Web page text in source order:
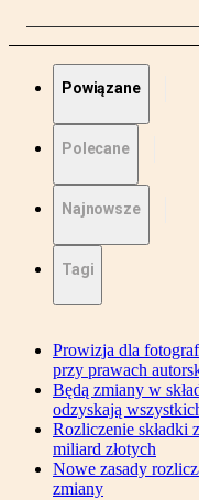
Powiązane
Polecane
Najnowsze
Tagi
Prowizja dla
przy prawach
Będą zmiany w
odzyskają
Rozliczenie składki
miliard złotych
Nowe zasady
zmiany